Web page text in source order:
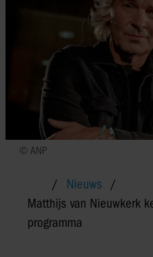
© ANP
Nieuws
Matthijs van Nieuwkerk
programma